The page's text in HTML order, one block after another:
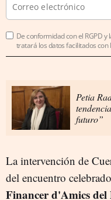
De conformidad con el RGPD y
tratará los datos facilitados
Petia
futuro”
La intervención de
del encuentro
Financer d'Amics del